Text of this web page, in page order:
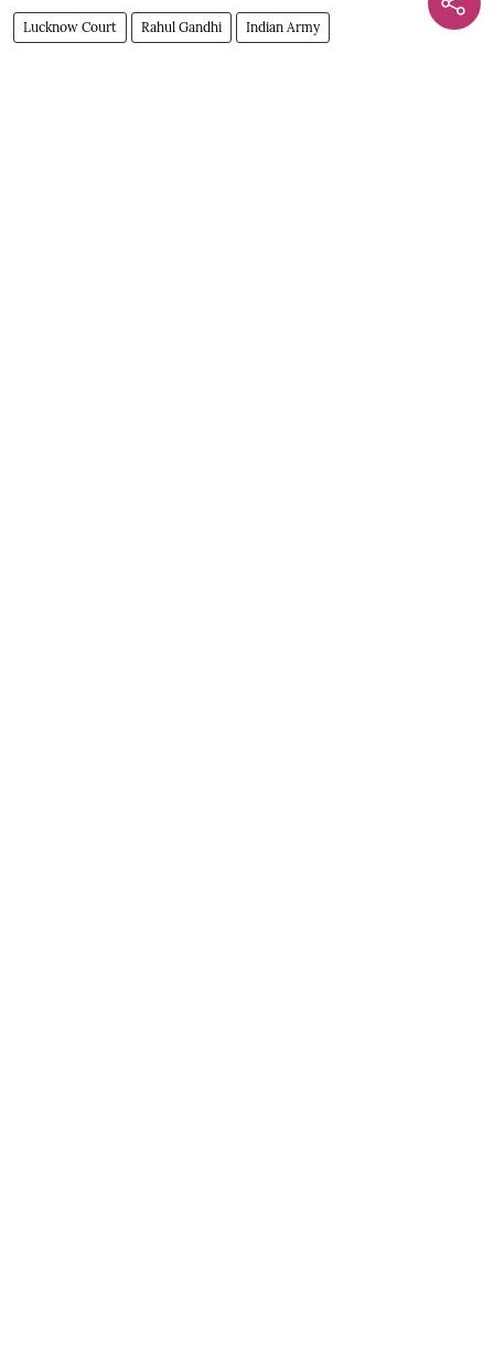
Lucknow Court Rahul Gandhi Indian Army